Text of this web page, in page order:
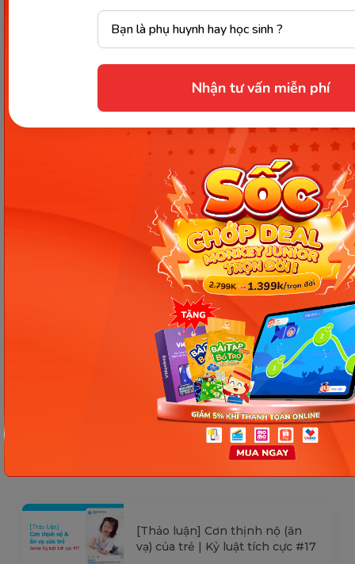
Nhận tư vấn miễn phí
để trẻ ở nhà thêm một thời gian? Trongphần 2,
chúng ta sẽ cùng tìm hiểu những dấu hiệu cho
thấy trẻ đã sẵn sàng đi học và những trường hợp
nên cân nhắc cho trẻ ở nhà thêm.
Chia sẻ ngay
Thông tin trong bài viết được tổng hợp nhằm
mục đích tham khảo và có thể thay đổi mà
không cần báo trước. Quý khách vui lòng
kiểm tra lại qua các kênh chính thức hoặc liên
hệ trực tiếp với đơn vị liên quan để nắm bắt
[Thảo luận] Cơn thịnh nộ (ăn
vạ) của trẻ | Kỷ luật tích cực #17